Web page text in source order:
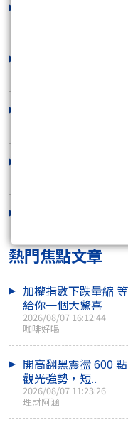
熱門焦點文章
加權指數下跌量縮
給你一個大驚喜
2026/08/07 16:12:44
咖啡好喝
開高翻黑震盪 600
觀光強勢，短..
2026/08/07 11:23:26
理財阿涵